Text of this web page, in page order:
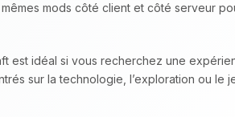
mods côté client et côté serveur
est idéal si vous recherchez une
sur la technologie, l’exploration ou le